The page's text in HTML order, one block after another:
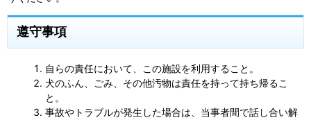
遵守事項
自らの責任において、この施設を利用すること。
犬のふん、ごみ、その他汚物は責任を持って持ち帰るこ
と。
事故やトラブルが発生した場合は、当事者間で話し合い解